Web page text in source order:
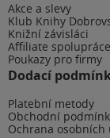
Akce a slevy
Klub Knihy
Knižní závisláci
Affiliate spolupráce
Poukazy pro firmy
Dodací
Platební metody
Obchodní
Ochrana osobních